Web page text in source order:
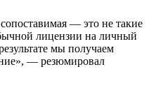
— это не такие
лицензии на личный
мы получаем
— резюмировал